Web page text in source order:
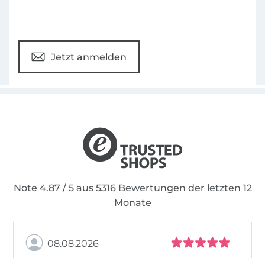
Jetzt anmelden
Note 4.87 / 5 aus 5316 Bewertungen der letzten 12
Monate
08.08.2026